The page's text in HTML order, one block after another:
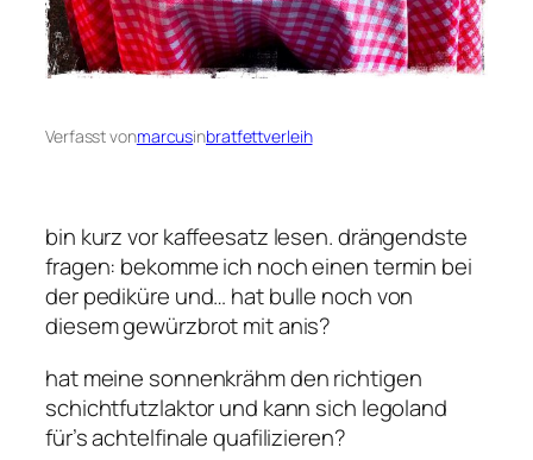
Verfasst vonmarcusinbratfettverleih
bin kurz vor kaffeesatz lesen. drängendste
fragen: bekomme ich noch einen termin bei
der pediküre und… hat bulle noch von
diesem gewürzbrot mit anis?
hat meine sonnenkrähm den richtigen
schichtfutzlaktor und kann sich legoland
für’s achtelfinale quafilizieren?